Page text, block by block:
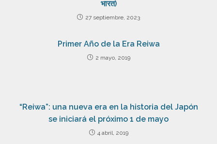
भारत)
27 septiembre, 2023
Primer Año de la Era Reiwa
2 mayo, 2019
“Reiwa”: una nueva era en la historia del Japón
se iniciará el próximo 1 de mayo
4 abril, 2019